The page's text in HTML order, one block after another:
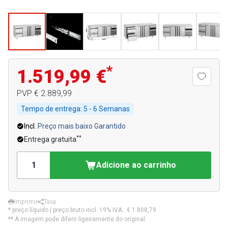
1.519,99 €*
PVP € 2.889,99
Tempo de entrega: 5 - 6 Semanas
Incl.
Preço mais baixo Garantido
Entrega gratuita**
Adicione ao carrinho
Imprimir
Taxa
* preço líquido | preço bruto incl. 19% IVA.: € 1.808,79
** A imagem pode diferir ligeiramente do original.